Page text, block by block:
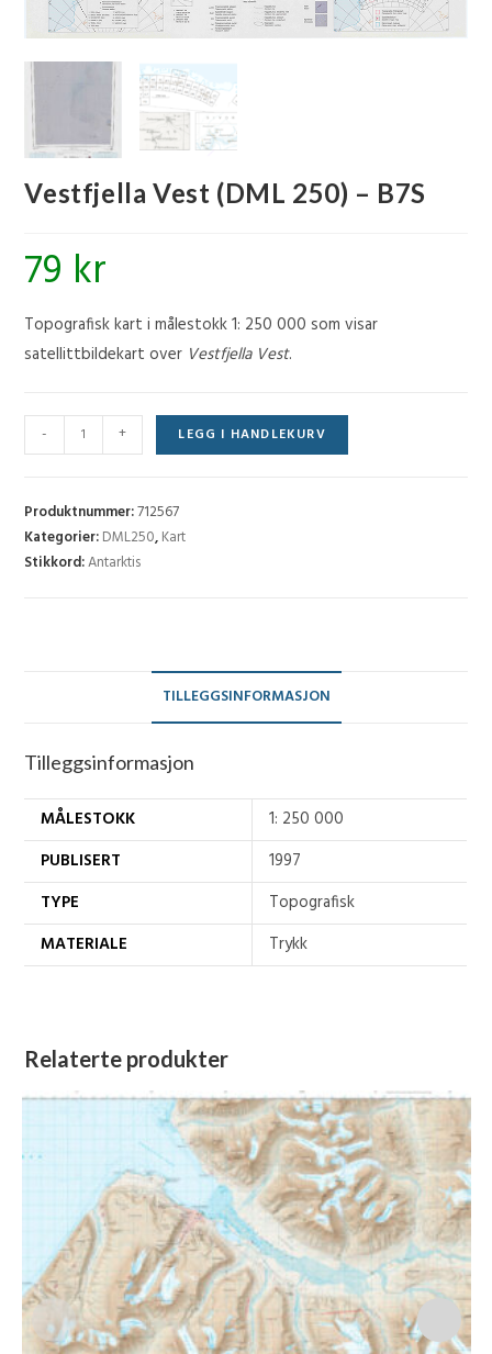
Vestfjella Vest (DML 250) – B7S
79 kr
Topografisk kart i målestokk 1: 250 000 som visar
satellittbildekart over Vestfjella Vest.
Vestfjella
Vest
250)
-
B7S
- + LEGG I HANDLEKURV
Produktnummer:712567
Kategorier:DML250,Kart
Stikkord:Antarktis
TILLEGGSINFORMASJON
Tilleggsinformasjon
MÅLESTOKK
1: 250 000
PUBLISERT
1997
TYPE
Topografisk
MATERIALE
Trykk
Relaterte produkter